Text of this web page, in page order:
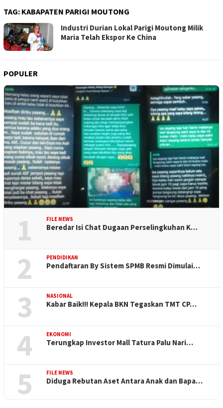
TAG: KABAPATEN PARIGI MOUTONG
Industri Durian Lokal Parigi Moutong Milik
Maria Telah Ekspor Ke China
POPULER
1 FILE NEWS
Beredar Isi Chat Dugaan Perselingkuhan K…
2 PENDIDIKAN
Pendaftaran By Sistem SPMB Resmi Dimulai…
3 NASIONAL
Kabar Baik!!! Kepala BKN Tegaskan TMT CP…
4 EKONOMI
Terungkap Investor Mall Tatura Palu Nari…
5 FILE NEWS
Diduga Rebutan Aset Antara Anak dan Bapa…